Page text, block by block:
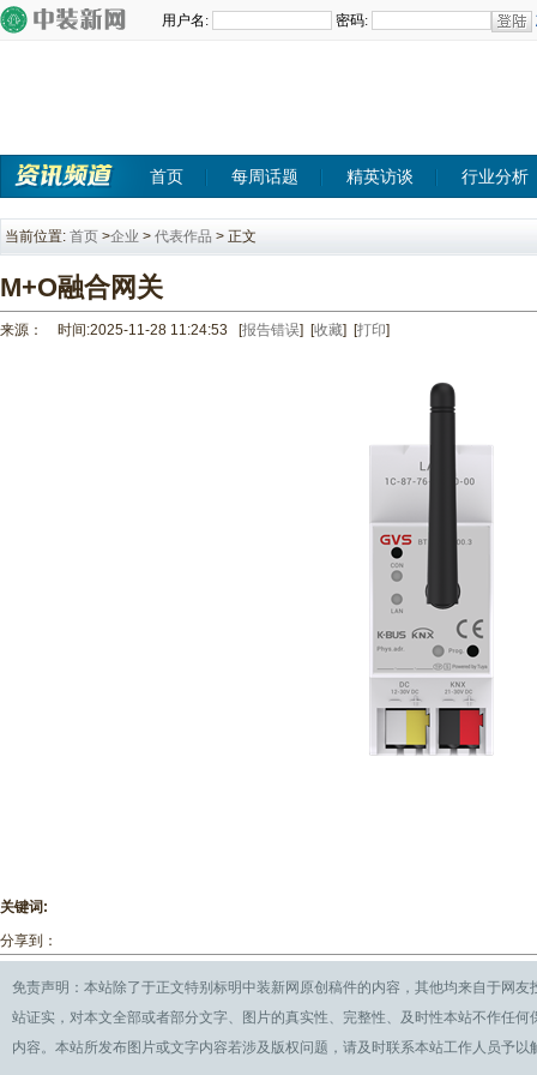
首页 每周话题 精英访谈 行业分析
当前位置: 首页 >企业 > 代表作品 > 正文
M+O融合网关
来源： 时间:2025-11-28 11:24:53 [报告错误] [收藏] [打印]
关键词:
分享到：
免责声明：本站除了于正文特别标明中装新网原创稿件的内容，其他均来自于网
站证实，对本文全部或者部分文字、图片的真实性、完整性、及时性本站不作任
内容。本站所发布图片或文字内容若涉及版权问题，请及时联系本站工作人员予以